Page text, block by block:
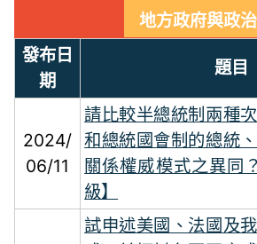
地方政府與政
發布日
期
題目
2024/
06/11
請比較半總統制兩種
和總統國會制的總統
關係權威模式之異同
級】
試申述美國、法國及